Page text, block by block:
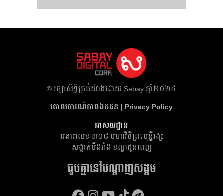
​© រក្សា​សិទ្ធិ​គ្រប់​យ៉ាង​ដោយ​ Sabay ឆ្នាំ​២០២៤
គោលការណ៍​ភាព​ឯកជន | Privacy Policy
អាសយដ្ឋាន
អគារ​លេខ ៣០៨ មហាវិថីព្រះមុន្នីវង្ស
សង្កាត់បឹងរាំង ខណ្ឌដូនពេញ
ជួបគ្នានៅបណ្តាញសង្គម